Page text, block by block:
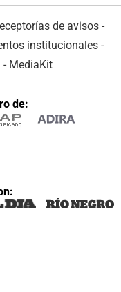
de avisos -
institucionales -
- MediaKit
de: